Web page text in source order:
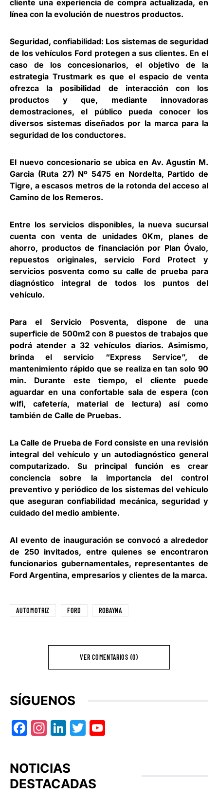
cliente una experiencia de compra actualizada, en
línea con la evolución de nuestros productos.
Seguridad, confiabilidad: Los sistemas de seguridad
de los vehículos Ford protegen a sus clientes. En el
caso de los concesionarios, el objetivo de la
estrategia Trustmark es que el espacio de venta
ofrezca la posibilidad de interacción con los
productos y que, mediante innovadoras
demostraciones, el público pueda conocer los
diversos sistemas diseñados por la marca para la
seguridad de los conductores.
El nuevo concesionario se ubica en Av. Agustin M.
Garcia (Ruta 27) Nº 5475 en Nordelta, Partido de
Tigre, a escasos metros de la rotonda del acceso al
Camino de los Remeros.
Entre los servicios disponibles, la nueva sucursal
cuenta con venta de unidades 0Km, planes de
ahorro, productos de financiación por Plan Óvalo,
repuestos originales, servicio Ford Protect y
servicios posventa como su calle de prueba para
diagnóstico integral de todos los puntos del
vehículo.
Para el Servicio Posventa, dispone de una
superficie de 500m2 con 8 puestos de trabajos que
podrá atender a 32 vehículos diarios. Asimismo,
brinda el servicio “Express Service”, de
mantenimiento rápido que se realiza en tan solo 90
min. Durante este tiempo, el cliente puede
aguardar en una confortable sala de espera (con
wifi, cafetería, material de lectura) así como
también de Calle de Pruebas.
La Calle de Prueba de Ford consiste en una revisión
integral del vehículo y un autodiagnóstico general
computarizado. Su principal función es crear
conciencia sobre la importancia del control
preventivo y periódico de los sistemas del vehículo
que aseguran confiabilidad mecánica, seguridad y
cuidado del medio ambiente.
Al evento de inauguración se convocó a alrededor
de 250 invitados, entre quienes se encontraron
funcionarios gubernamentales, representantes de
Ford Argentina, empresarios y clientes de la marca.
AUTOMOTRIZ FORD ROBAYNA
VER COMENTARIOS (0)
SÍGUENOS
Facebook
Instagram
LinkedIn
Twitter
NOTICIAS
DESTACADAS